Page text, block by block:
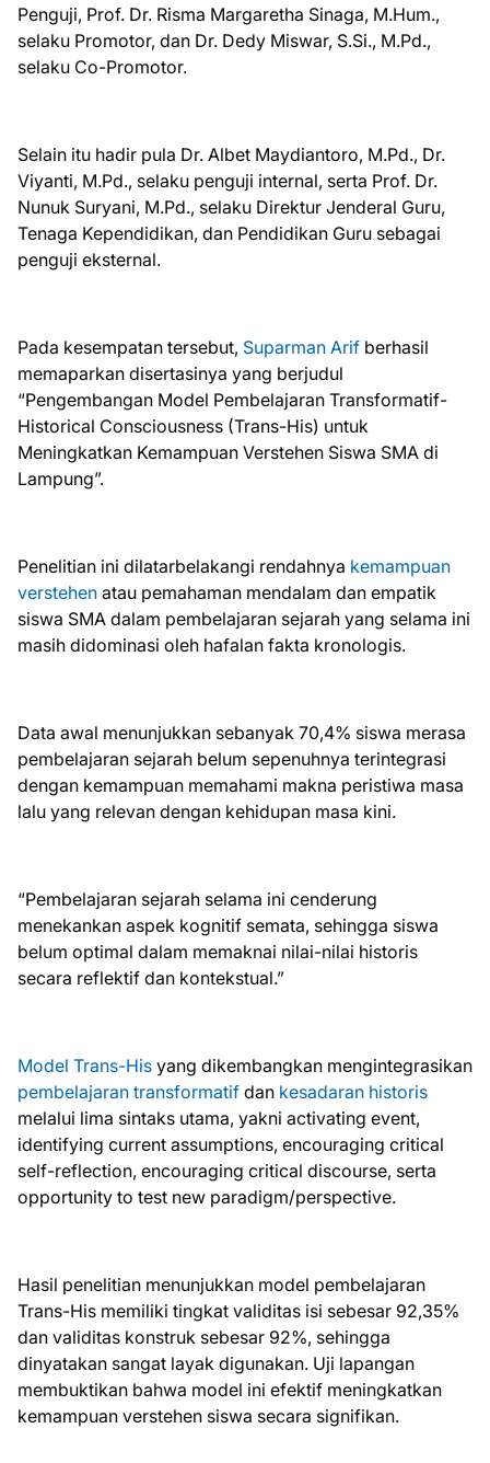
Penguji, Prof. Dr. Risma Margaretha Sinaga, M.Hum.,
selaku Promotor, dan Dr. Dedy Miswar, S.Si., M.Pd.,
selaku Co-Promotor.
Selain itu hadir pula Dr. Albet Maydiantoro, M.Pd., Dr.
Viyanti, M.Pd., selaku penguji internal, serta Prof. Dr.
Nunuk Suryani, M.Pd., selaku Direktur Jenderal Guru,
Tenaga Kependidikan, dan Pendidikan Guru sebagai
penguji eksternal.
Pada kesempatan tersebut, Suparman Arif berhasil
memaparkan disertasinya yang berjudul
“Pengembangan Model Pembelajaran Transformatif-
Historical Consciousness (Trans-His) untuk
Meningkatkan Kemampuan Verstehen Siswa SMA di
Lampung”.
Penelitian ini dilatarbelakangi rendahnya kemampuan
verstehen atau pemahaman mendalam dan empatik
siswa SMA dalam pembelajaran sejarah yang selama ini
masih didominasi oleh hafalan fakta kronologis.
Data awal menunjukkan sebanyak 70,4% siswa merasa
pembelajaran sejarah belum sepenuhnya terintegrasi
dengan kemampuan memahami makna peristiwa masa
lalu yang relevan dengan kehidupan masa kini.
“Pembelajaran sejarah selama ini cenderung
menekankan aspek kognitif semata, sehingga siswa
belum optimal dalam memaknai nilai-nilai historis
secara reflektif dan kontekstual.”
Model Trans-His yang dikembangkan mengintegrasikan
pembelajaran transformatif dan kesadaran historis
melalui lima sintaks utama, yakni activating event,
identifying current assumptions, encouraging critical
self-reflection, encouraging critical discourse, serta
opportunity to test new paradigm/perspective.
Hasil penelitian menunjukkan model pembelajaran
Trans-His memiliki tingkat validitas isi sebesar 92,35%
dan validitas konstruk sebesar 92%, sehingga
dinyatakan sangat layak digunakan. Uji lapangan
membuktikan bahwa model ini efektif meningkatkan
kemampuan verstehen siswa secara signifikan.